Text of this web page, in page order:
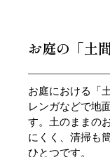
お庭の「土
お庭における「
レンガなどで地
す。土のままの
にくく、清掃も
ひとつです。